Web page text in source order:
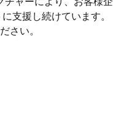
支援し続けています。
さい。